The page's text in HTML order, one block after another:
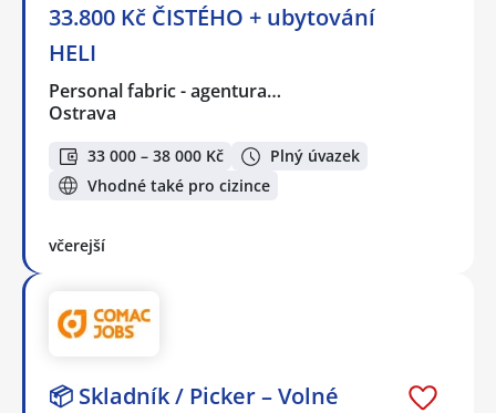
33.800 Kč ČISTÉHO + ubytování
HELI
Personal fabric - agentura…
Ostrava
33 000 – 38 000 Kč
Plný úvazek
Vhodné také pro cizince
včerejší
📦 Skladník / Picker – Volné